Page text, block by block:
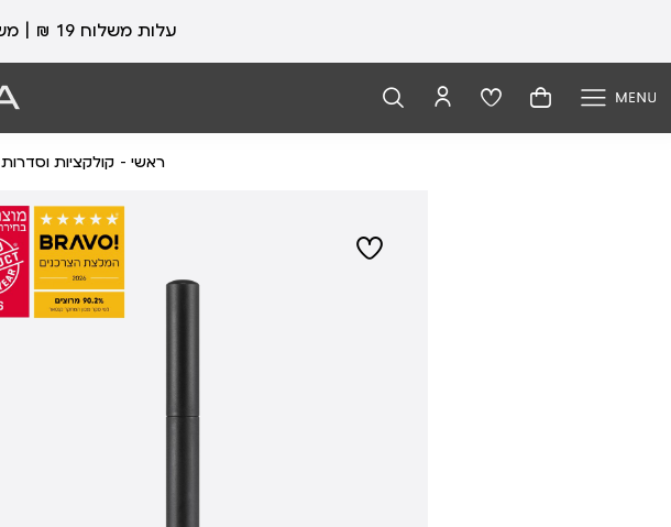
עלות משלוח 19 ₪ | משלוח חינם עד הבית בכל קנייה מעל 99 ₪
ראשי קולקציות וסדרות